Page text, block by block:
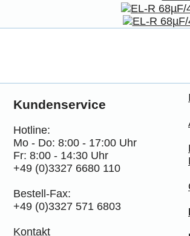
Kundenservice
Hotline:
Mo - Do: 8:00 - 17:00 Uhr
Fr: 8:00 - 14:30 Uhr
+49 (0)3327 6680 110
Bestell-Fax:
+49 (0)3327 571 6803
Kontakt